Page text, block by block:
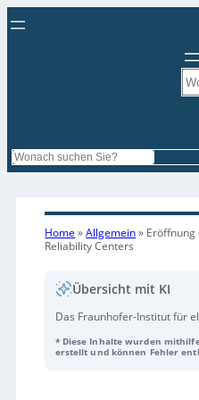
Search
Home »Allgemein» Eröffnung
Reliability Centers
Übersicht mit KI
Das Fraunhofer-Institut für
and Reliability Center
* Diese Inhalte wurden
erstellt und können Fehler